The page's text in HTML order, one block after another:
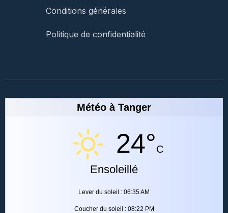
Conditions générales
Politique de confidentialité
Météo à Tanger
24°C
Ensoleillé
Lever du soleil : 06:35 AM
Coucher du soleil : 08:22 PM